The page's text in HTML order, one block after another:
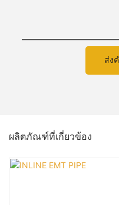
ส่ง
ผลิตภัณฑ์ที่เกี่ยวข้อง